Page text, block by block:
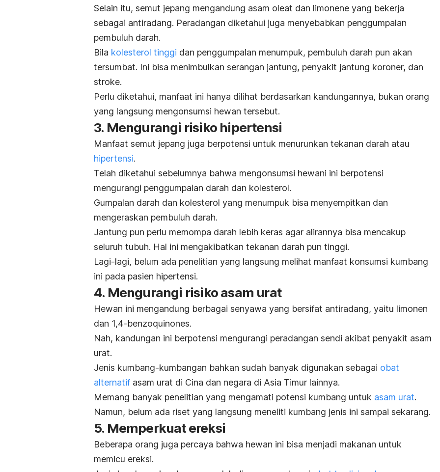
Selain itu, semut jepang mengandung asam oleat dan limonene yang bekerja
sebagai antiradang. Peradangan diketahui juga menyebabkan penggumpalan
pembuluh darah.
Bila kolesterol tinggi dan penggumpalan menumpuk, pembuluh darah pun akan
tersumbat. Ini bisa menimbulkan serangan jantung, penyakit jantung koroner, dan
stroke.
Perlu diketahui, manfaat ini hanya dilihat berdasarkan kandungannya, bukan orang
yang langsung mengonsumsi hewan tersebut.
3. Mengurangi risiko hipertensi
Manfaat semut jepang juga berpotensi untuk menurunkan tekanan darah atau
hipertensi.
Telah diketahui sebelumnya bahwa mengonsumsi hewani ini berpotensi
mengurangi penggumpalan darah dan kolesterol.
Gumpalan darah dan kolesterol yang menumpuk bisa menyempitkan dan
mengeraskan pembuluh darah.
Jantung pun perlu memompa darah lebih keras agar alirannya bisa mencakup
seluruh tubuh. Hal ini mengakibatkan tekanan darah pun tinggi.
Lagi-lagi, belum ada penelitian yang langsung melihat manfaat konsumsi kumbang
ini pada pasien hipertensi.
4. Mengurangi risiko asam urat
Hewan ini mengandung berbagai senyawa yang bersifat antiradang, yaitu limonen
dan 1,4-benzoquinones.
Nah, kandungan ini berpotensi mengurangi peradangan sendi akibat penyakit asam
urat.
Jenis kumbang-kumbangan bahkan sudah banyak digunakan sebagai obat
alternatif asam urat di Cina dan negara di Asia Timur lainnya.
Memang banyak penelitian yang mengamati potensi kumbang untuk asam urat.
Namun, belum ada riset yang langsung meneliti kumbang jenis ini sampai sekarang.
5. Memperkuat ereksi
Beberapa orang juga percaya bahwa hewan ini bisa menjadi makanan untuk
memicu ereksi.